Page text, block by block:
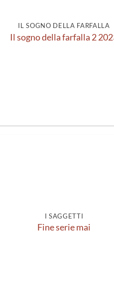
IL SOGNO DELLA FARFALLA
Il sogno della farfalla 2
I SAGGETTI
Fine serie mai